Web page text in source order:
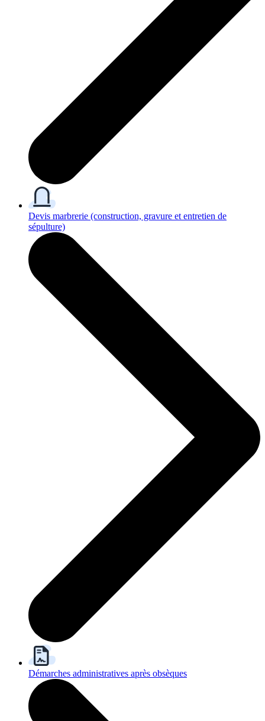
Devis marbrerie (construction, gravure et entretien de
sépulture)
Démarches administratives après obsèques